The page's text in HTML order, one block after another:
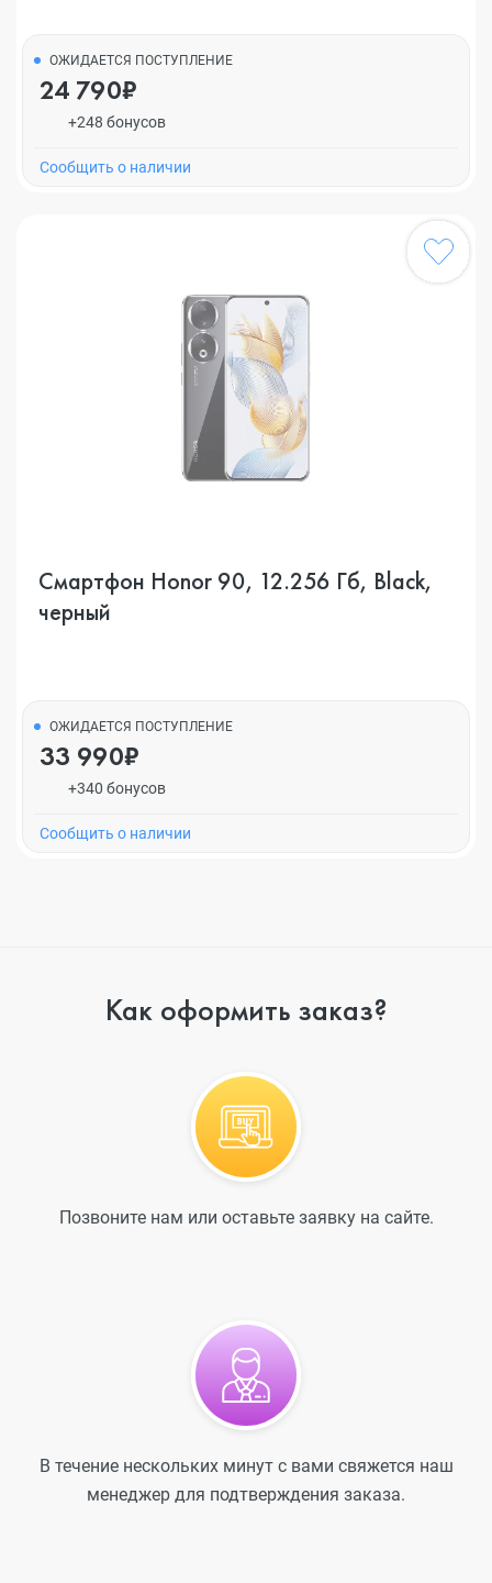
ОЖИДАЕТСЯ ПОСТУПЛЕНИЕ
24 790₽
+248 бонусов
Cообщить о наличии
Смартфон Honor 90, 12.256 Гб, Black,
черный
ОЖИДАЕТСЯ ПОСТУПЛЕНИЕ
33 990₽
+340 бонусов
Cообщить о наличии
Как оформить заказ?
Позвоните нам или оставьте заявку на сайте.
В течение нескольких минут с вами свяжется наш
менеджер для подтверждения заказа.